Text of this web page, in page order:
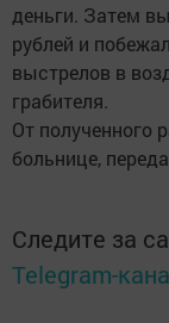
деньги. Затем
рублей и
выстрелов в
грабителя.
От полученного
больнице,
Следите за
Telegram-